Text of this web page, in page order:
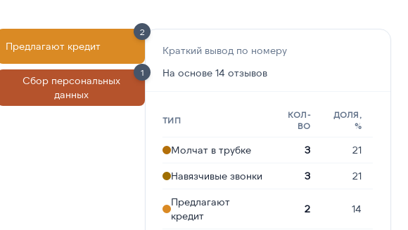
Предлагают кредит
2
Сбор персональных
данных
1
Краткий вывод по номеру
На основе 14 отзывов
ТИП
КОЛ-
ВО
ДОЛЯ,
%
Молчат в трубке 3 21
Навязчивые звонки 3 21
Предлагают
кредит
2 14